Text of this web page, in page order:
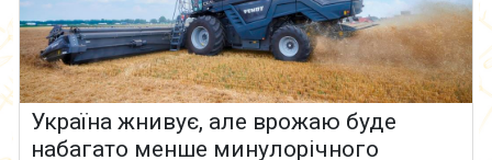
Україна жнивує, але врожаю буде
набагато менше минулорічного